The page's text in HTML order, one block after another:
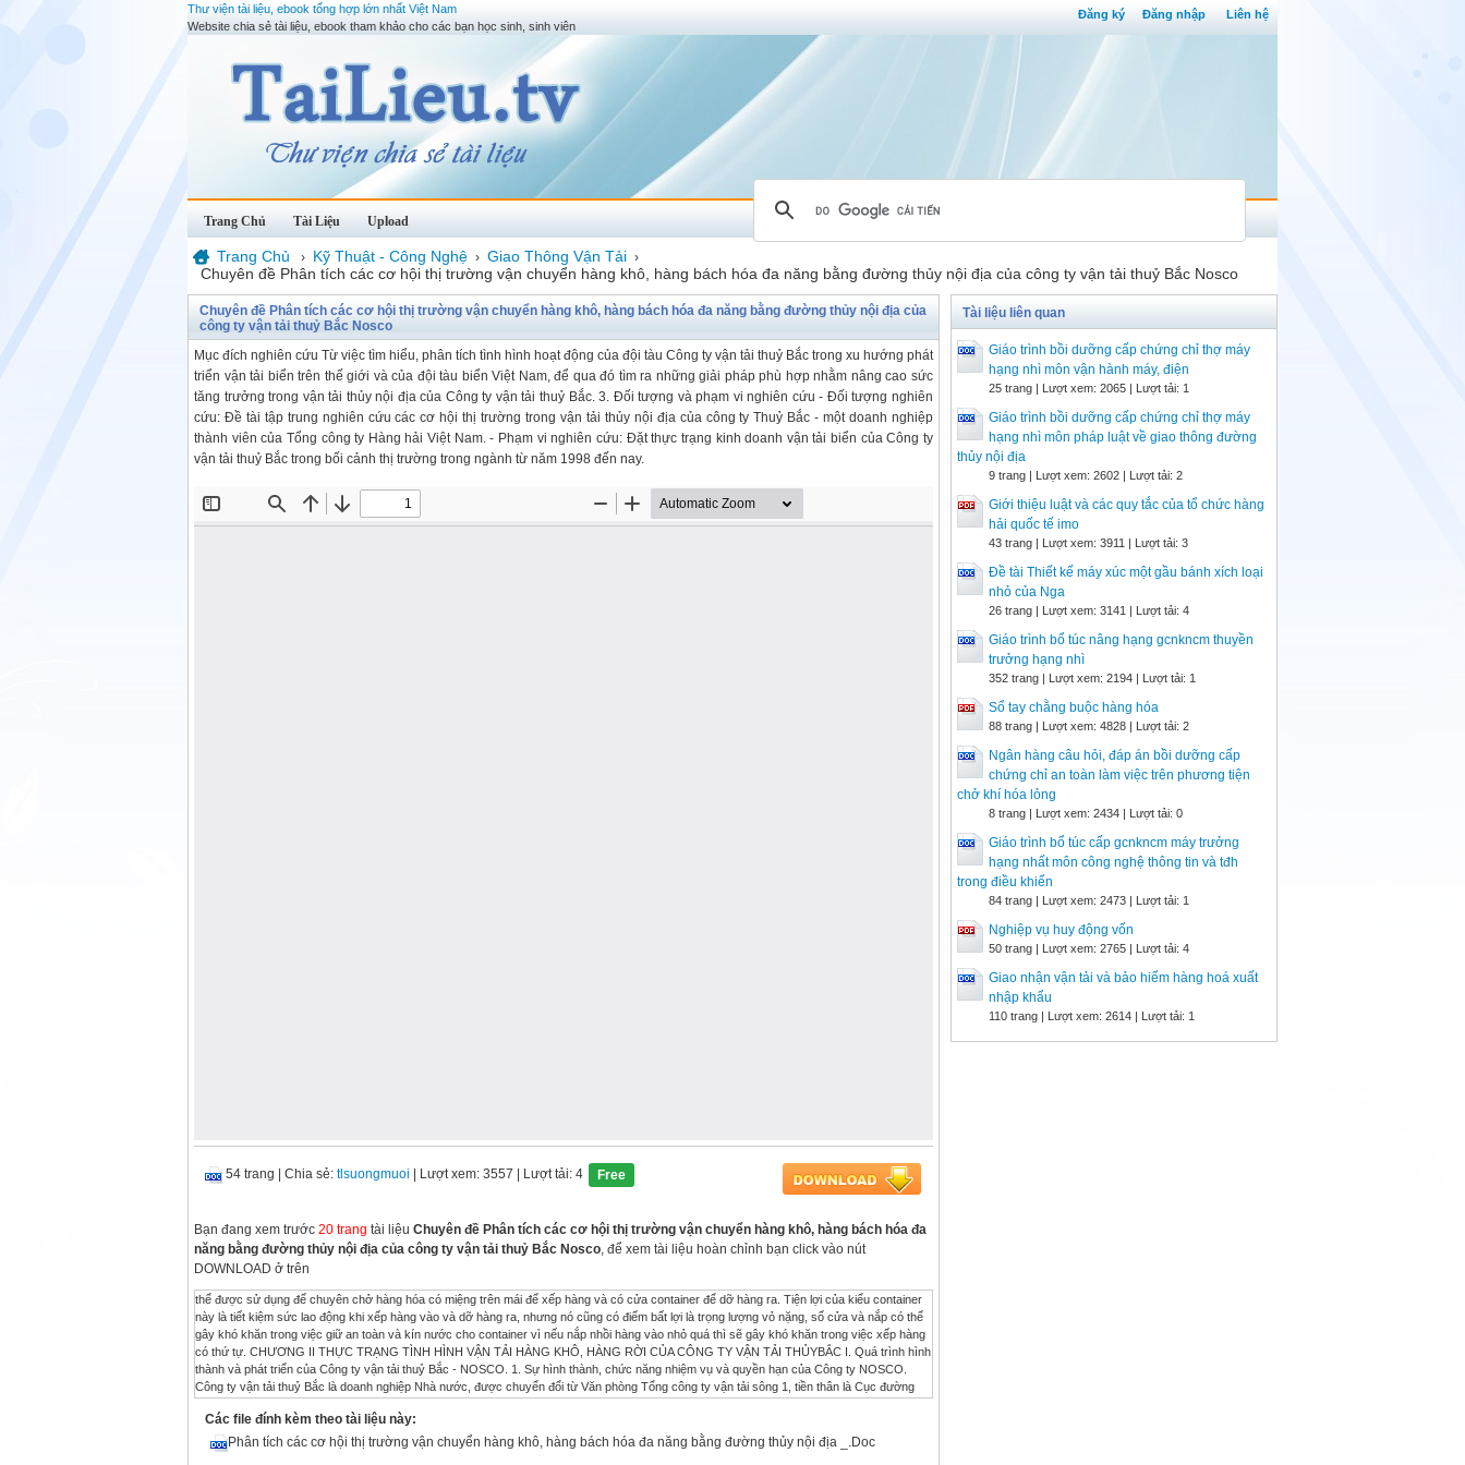
Đăng ký Đăng nhập Liên hệ
Thư viện tài liệu, ebook tổng hợp lớn nhất Việt Nam
Website chia sẻ tài liệu, ebook tham khảo cho các bạn học sinh, sinh viên
Trang Chủ Tài Liệu Upload
Trang Chủ › Kỹ Thuật - Công Nghệ › Giao Thông Vận Tải ›
Chuyên đề Phân tích các cơ hội thị trường vận chuyển hàng khô, hàng bách hóa đa năng bằng đường thủy nội địa của công ty vận tải thuỷ Bắc Nosco
Chuyên đề Phân tích các cơ hội thị trường vận chuyển hàng khô, hàng bách hóa đa năng bằng đường thủy nội địa của
công ty vận tải thuỷ Bắc Nosco
Mục đích nghiên cứu Từ việc tìm hiểu, phân tích tình hình hoạt động của đội tàu Công ty vận tải thuỷ Bắc trong xu hướng phát
triển vận tải biển trên thế giới và của đội tàu biển Việt Nam, để qua đó tìm ra những giải pháp phù hợp nhằm nâng cao sức
tăng trưởng trong vận tải thủy nội địa của Công ty vận tải thuỷ Bắc. 3. Đối tượng và phạm vi nghiên cứu - Đối tượng nghiên
cứu: Đề tài tập trung nghiên cứu các cơ hội thị trường trong vận tải thủy nội địa của công ty Thuỷ Bắc - một doanh nghiệp
thành viên của Tổng công ty Hàng hải Việt Nam. - Phạm vi nghiên cứu: Đặt thực trạng kinh doanh vận tải biển của Công ty
vận tải thuỷ Bắc trong bối cảnh thị trường trong ngành từ năm 1998 đến nay.
54 trang Chia sẻ: tlsuongmuoi | Lượt xem: 3557 | Lượt tải: 4 Free
Bạn đang xem trước 20 trang tài liệu Chuyên đề Phân tích các cơ hội thị trường vận chuyển hàng khô, hàng bách hóa đa
năng bằng đường thủy nội địa của công ty vận tải thuỷ Bắc Nosco, để xem tài liệu hoàn chỉnh bạn click vào nút
DOWNLOAD ở trên
thể được sử dụng để chuyên chở hàng hóa có miệng trên mái để xếp hàng và có cửa container để dỡ hàng ra. Tiện lợi của kiểu container
này là tiết kiệm sức lao động khi xếp hàng vào và dỡ hàng ra, nhưng nó cũng có điểm bất lợi là trọng lượng vỏ nặng, số cửa và nắp có thể
gây khó khăn trong việc giữ an toàn và kín nước cho container vì nếu nắp nhồi hàng vào nhỏ quá thì sẽ gây khó khăn trong việc xếp hàng
có thứ tự. CHƯƠNG II THỰC TRẠNG TÌNH HÌNH VẬN TẢI HÀNG KHÔ, HÀNG RỜI CỦA CÔNG TY VẬN TẢI THỦYBẮC I. Quá trình hình
thành và phát triển của Công ty vận tải thuỷ Bắc - NOSCO. 1. Sự hình thành, chức năng nhiệm vụ và quyền hạn của Công ty NOSCO.
Công ty vận tải thuỷ Bắc là doanh nghiệp Nhà nước, được chuyển đổi từ Văn phòng Tổng công ty vận tải sông 1, tiền thân là Cục đường
Bộ Giao thông vận tải ngày 03/6/1993. Tại Quyết định số 597/TTg ngày 30/7/1997 của Thủ tướng Chính phủ, Công ty vận tải thuỷ Bắc
được chuyển về là đơn vị trực thuộc Tổng công ty Hàng hải Việt Nam - VINALINES. - Trụ sở chính: 278 Tôn Đức Thắng, Đống Đa, Hà nội.
- Tên giao dịch tiếng Việt: CÔNG TY VẬN TẢI THUỶ BẮC. - Tên giao dịch tiếng Anh: NORTHERN SHIPPING COMPANY - NOSCO - Điện
Các file đính kèm theo tài liệu này:
Phân tích các cơ hội thị trường vận chuyển hàng khô, hàng bách hóa đa năng bằng đường thủy nội địa _.Doc
Tài liệu liên quan
Giáo trình bồi dưỡng cấp chứng chỉ thợ máy
hạng nhì môn vận hành máy, điện
25 trang | Lượt xem: 2065 | Lượt tải: 1
Giáo trình bồi dưỡng cấp chứng chỉ thợ máy
hạng nhì môn pháp luật về giao thông đường
thủy nội địa
9 trang | Lượt xem: 2602 | Lượt tải: 2
Giới thiệu luật và các quy tắc của tổ chức hàng
hải quốc tế imo
43 trang | Lượt xem: 3911 | Lượt tải: 3
Đề tài Thiết kế máy xúc một gầu bánh xích loại
nhỏ của Nga
26 trang | Lượt xem: 3141 | Lượt tải: 4
Giáo trình bổ túc nâng hạng gcnkncm thuyền
trưởng hạng nhì
352 trang | Lượt xem: 2194 | Lượt tải: 1
Sổ tay chằng buộc hàng hóa
88 trang | Lượt xem: 4828 | Lượt tải: 2
Ngân hàng câu hỏi, đáp án bồi dưỡng cấp
chứng chỉ an toàn làm việc trên phương tiện
chở khí hóa lỏng
8 trang | Lượt xem: 2434 | Lượt tải: 0
Giáo trình bổ túc cấp gcnkncm máy trưởng
hạng nhất môn công nghệ thông tin và tđh
trong điều khiển
84 trang | Lượt xem: 2473 | Lượt tải: 1
Nghiệp vụ huy động vốn
50 trang | Lượt xem: 2765 | Lượt tải: 4
Giao nhận vận tải và bảo hiểm hàng hoá xuất
nhập khẩu
110 trang | Lượt xem: 2614 | Lượt tải: 1